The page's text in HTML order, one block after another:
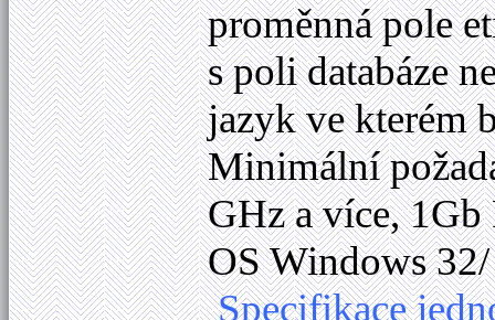
proměnná pole
s poli databáze
jazyk ve kterém
Minimální
GHz a více,
OS Windows
Specifikace